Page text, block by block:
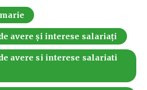
avere și interese salariați
avere si interese salariati